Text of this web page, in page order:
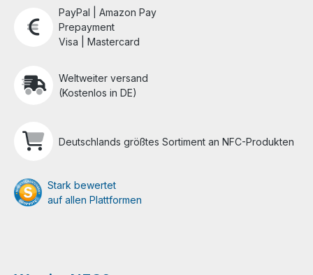
PayPal | Amazon Pay
Prepayment
Visa | Mastercard
Weltweiter versand
(Kostenlos in DE)
Deutschlands größtes Sortiment an NFC-Produkten
Stark bewertet
auf allen Plattformen